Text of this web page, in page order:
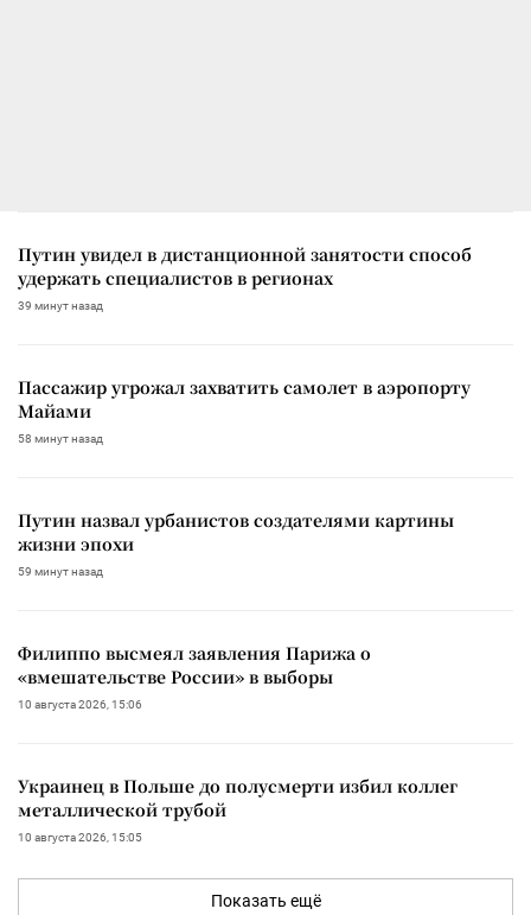
Путин увидел в дистанционной занятости способ
удержать специалистов в регионах
39 минут назад
Пассажир угрожал захватить самолет в аэропорту
Майами
58 минут назад
Путин назвал урбанистов создателями картины
жизни эпохи
59 минут назад
Филиппо высмеял заявления Парижа о
«вмешательстве России» в выборы
10 августа 2026, 15:06
Украинец в Польше до полусмерти избил коллег
металлической трубой
10 августа 2026, 15:05
Показать ещё